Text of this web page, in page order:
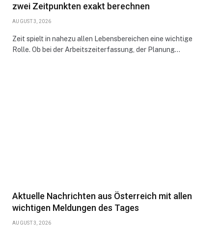
zwei Zeitpunkten exakt berechnen
AUGUST 3, 2026
Zeit spielt in nahezu allen Lebensbereichen eine wichtige
Rolle. Ob bei der Arbeitszeiterfassung, der Planung…
Aktuelle Nachrichten aus Österreich mit allen
wichtigen Meldungen des Tages
AUGUST 3, 2026